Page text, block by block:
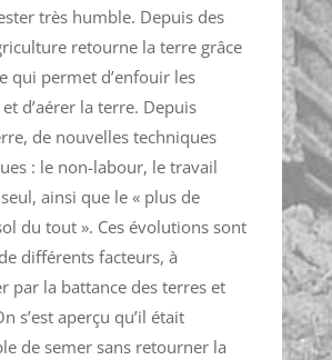
très humble. Depuis des
retourne la terre grâce
qui permet d’enfouir les
d’aérer la terre. Depuis
de nouvelles techniques
: le non-labour, le travail
ainsi que le « plus de
du tout ». Ces évolutions sont
différents facteurs, à
par la battance des terres et
s’est aperçu qu’il était
de semer sans retourner la